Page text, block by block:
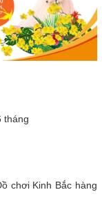
tháng
chơi Kinh Bắc hàng